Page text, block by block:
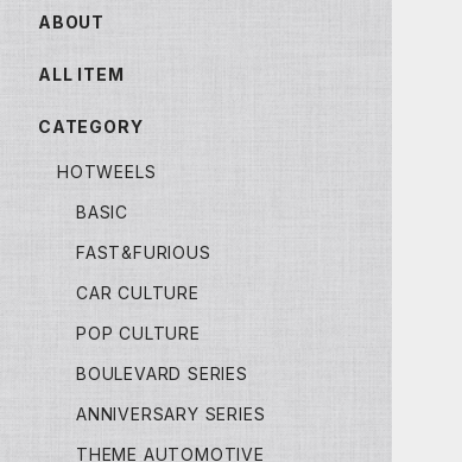
ABOUT
ALL ITEM
CATEGORY
HOTWEELS
BASIC
FAST&FURIOUS
CAR CULTURE
POP CULTURE
BOULEVARD SERIES
ANNIVERSARY SERIES
THEME AUTOMOTIVE